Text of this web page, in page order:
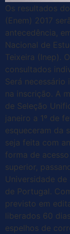
Os resultados
(Enem) 2017
antecedência,
Nacional de
Teixeira (Inep).
consultados
Será necessário
na inscrição. A
de Seleção
janeiro a 1º de
esqueceram da
seja feita com
forma de
superior,
Universidade
de Portugal.
previsto em
liberados 60
espelhos de